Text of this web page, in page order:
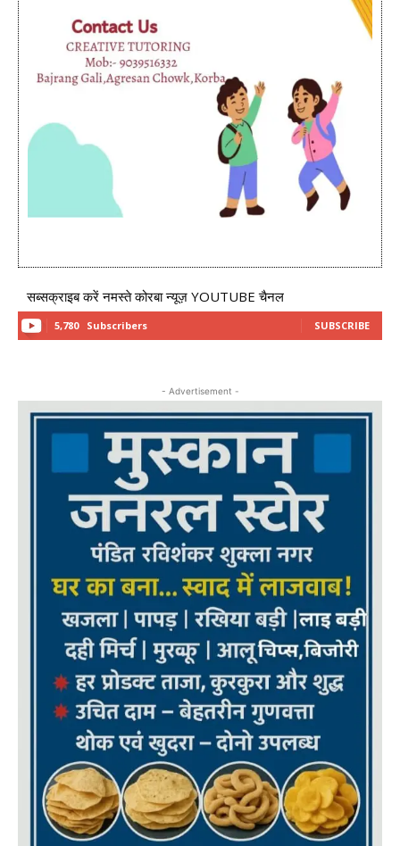
सब्सक्राइब करें नमस्ते कोरबा न्यूज़ YOUTUBE चैनल
5,780 Subscribers SUBSCRIBE
- Advertisement -